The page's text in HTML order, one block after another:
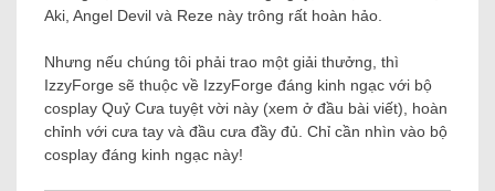
Aki, Angel Devil và Reze này trông rất hoàn hảo.
Nhưng nếu chúng tôi phải trao một giải thưởng, thì
IzzyForge sẽ thuộc về IzzyForge đáng kinh ngạc với bộ
cosplay Quỷ Cưa tuyệt vời này (xem ở đầu bài viết), hoàn
chỉnh với cưa tay và đầu cưa đầy đủ. Chỉ cần nhìn vào bộ
cosplay đáng kinh ngạc này!